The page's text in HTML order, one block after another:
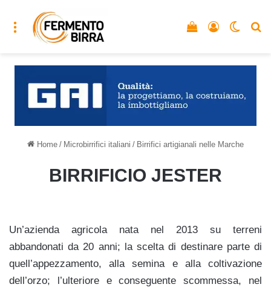
Menu Accedi
Vedi il carrello
Home / Microbirrifici italiani / Birrifici artigianali nelle Marche
BIRRIFICIO JESTER
Un’azienda agricola nata nel 2013 su terreni
abbandonati da 20 anni; la scelta di destinare parte di
quell’appezzamento, alla semina e alla coltivazione
dell’orzo; l’ulteriore e conseguente scommessa, nel